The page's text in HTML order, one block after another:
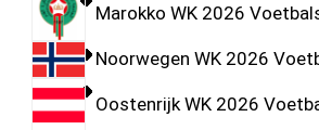
Marokko WK 2026
Noorwegen WK 2026
Oostenrijk WK 2026